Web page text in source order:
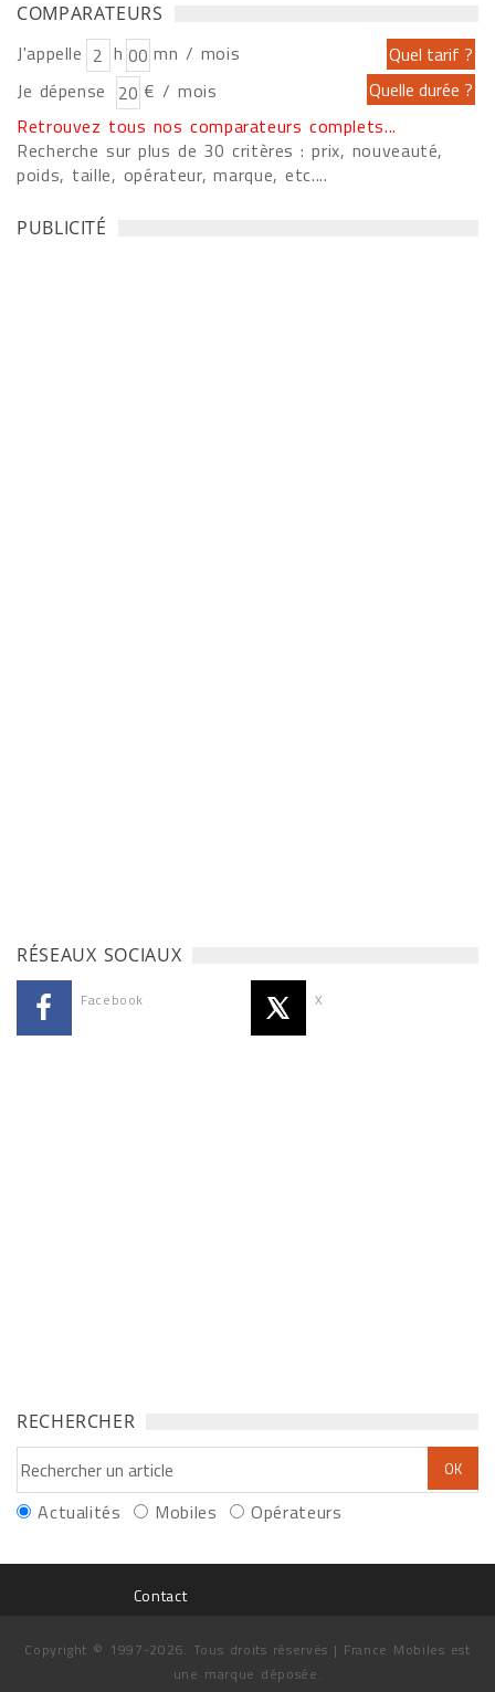
COMPARATEURS
J'appelle h
mn / mois
Je dépense
€ / mois
Retrouvez tous nos comparateurs complets...
Recherche sur plus de 30 critères : prix, nouveauté,
poids, taille, opérateur, marque, etc....
PUBLICITÉ
RÉSEAUX SOCIAUX
Facebook X
RECHERCHER
Actualités Mobiles Opérateurs
Contact
Copyright © 1997-2026. Tous droits réservés | France Mobiles est
une marque déposée.